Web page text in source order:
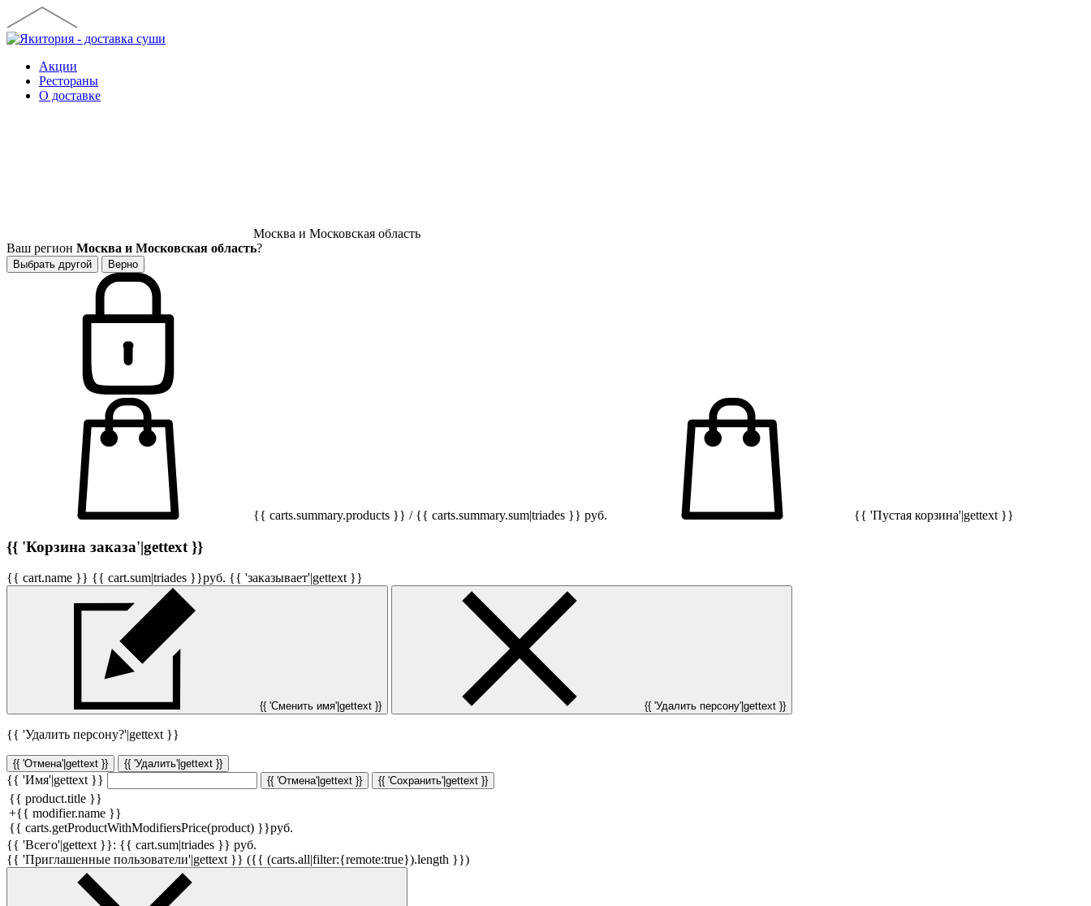
Акции
Рестораны
О доставке
Москва и Московская область
Ваш регион Москва и Московская область?
Выбрать другой Верно
{{ carts.summary.products }} / {{ carts.summary.sum|triades }} руб. {{ 'Пустая корзина'|gettext }}
{{ 'Корзина заказа'|gettext }}
{{ cart.name }} {{ cart.sum|triades }}руб. {{ 'заказывает'|gettext }}
{{ 'Сменить имя'|gettext }} {{ 'Удалить персону'|gettext }}
{{ 'Удалить персону?'|gettext }}
{{ 'Отмена'|gettext }} {{ 'Удалить'|gettext }}
{{ 'Имя'|gettext }} {{ 'Отмена'|gettext }} {{ 'Сохранить'|gettext }}
{{ product.title }}
+{{ modifier.name }}
{{ carts.getProductWithModifiersPrice(product) }}руб.
{{ 'Всего'|gettext }}: {{ cart.sum|triades }} руб.
{{ 'Приглашенные пользователи'|gettext }} ({{ (carts.all|filter:{remote:true}).length }})